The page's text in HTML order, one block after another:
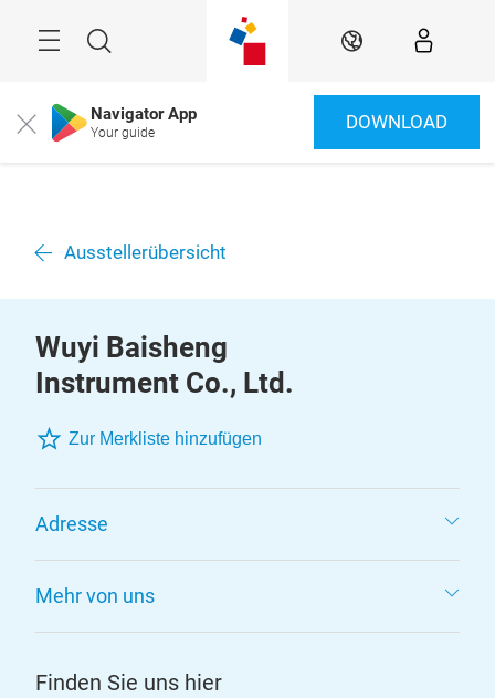
Suche DE
Close Navigator App
Your guide DOWNLOAD
Ausstellerübersicht
Wuyi Baisheng
Instrument Co., Ltd.
Zur Merkliste hinzufügen
Adresse
Mehr von uns
Finden Sie uns hier